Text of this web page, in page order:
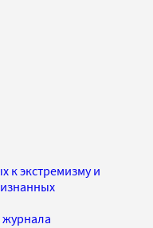
к экстремизму и